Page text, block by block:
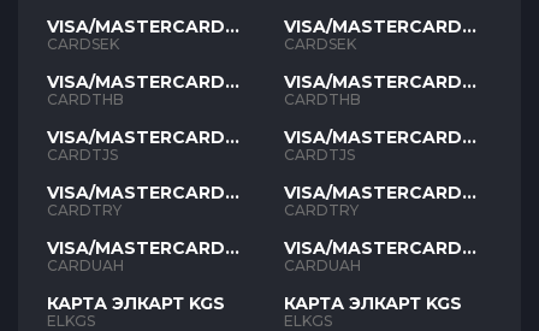
VISA/MASTERCARD
SEK
CARDSEK
VISA/MASTERCARD
THB
CARDTHB
VISA/MASTERCARD
TJS
CARDTJS
VISA/MASTERCARD
TYR
CARDTRY
VISA/MASTERCARD
UAH
CARDUAH
КАРТА ЭЛКАРТ KGS
ELKGS
VISA/MASTERCARD
SEK
CARDSEK
VISA/MASTERCARD
THB
CARDTHB
VISA/MASTERCARD
TJS
CARDTJS
VISA/MASTERCARD
TYR
CARDTRY
VISA/MASTERCARD
UAH
CARDUAH
КАРТА ЭЛКАРТ KGS
ELKGS